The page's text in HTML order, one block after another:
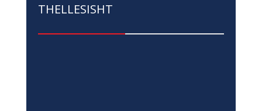
THELLESISHT